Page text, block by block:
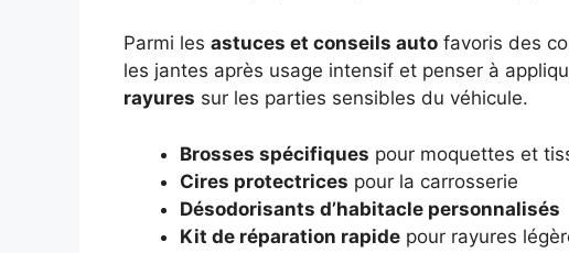
Parmi les astuces et conseils auto favoris des
les jantes après usage intensif et penser à
rayures sur les parties sensibles du véhicule.
Brosses spécifiques pour moquettes et
Cires protectrices pour la carrosserie
Désodorisants d’habitacle personnalisés
Kit de réparation rapide pour rayures